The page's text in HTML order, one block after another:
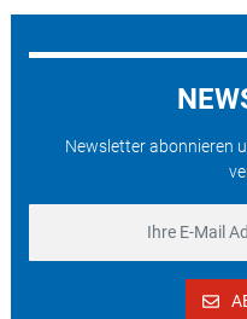
Newsletter abonnieren